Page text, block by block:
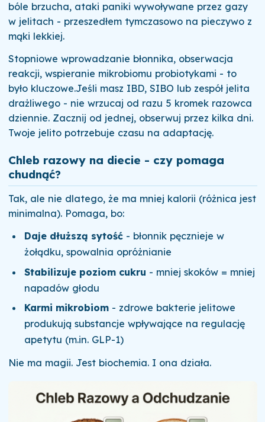
bóle brzucha, ataki paniki wywoływane przez gazy
w jelitach - przeszedłem tymczasowo na pieczywo z
mąki lekkiej.
Stopniowe wprowadzanie błonnika, obserwacja
reakcji, wspieranie mikrobiomu probiotykami - to
było kluczowe.Jeśli masz IBD, SIBO lub zespół jelita
drażliwego - nie wrzucaj od razu 5 kromek razowca
dziennie. Zacznij od jednej, obserwuj przez kilka dni.
Twoje jelito potrzebuje czasu na adaptację.
Chleb razowy na diecie - czy pomaga
chudnąć?
Tak, ale nie dlatego, że ma mniej kalorii (różnica jest
minimalna). Pomaga, bo:
Daje dłuższą sytość - błonnik pęcznieje w
żołądku, spowalnia opróżnianie
Stabilizuje poziom cukru - mniej skoków = mniej
napadów głodu
Karmi mikrobiom - zdrowe bakterie jelitowe
produkują substancje wpływające na regulację
apetytu (m.in. GLP-1)
Nie ma magii. Jest biochemia. I ona działa.